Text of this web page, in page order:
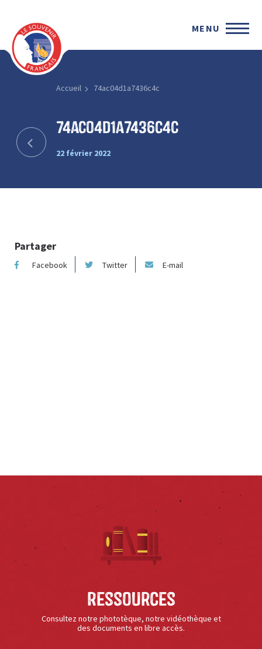
MENU
Accueil 74ac04d1a7436c4c
74ac04d1a7436c4c
22 février 2022
Partager
Facebook Twitter E-mail
Ressources
Consultez notre phototèque, notre vidéothèque et
des documents en libre accès.